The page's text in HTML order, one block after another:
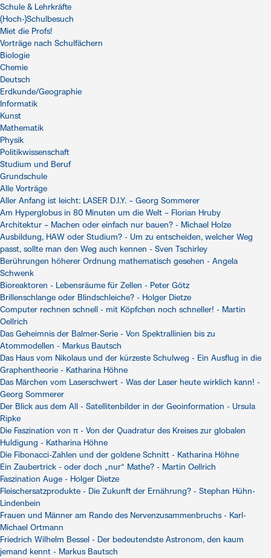
Schule & Lehrkräfte
(Hoch-)Schulbesuch
Miet die Profs!
Vorträge nach Schulfächern
Biologie
Chemie
Deutsch
Erdkunde/Geographie
Informatik
Kunst
Mathematik
Physik
Politikwissenschaft
Studium und Beruf
Grundschule
Alle Vorträge
Aller Anfang ist leicht: LASER D.I.Y. – Georg Sommerer
Am Hyperglobus in 80 Minuten um die Welt – Florian Hruby
Architektur – Machen oder einfach nur bauen? - Michael Holze
Ausbildung, HAW oder Studium? - Um zu entscheiden, welcher Weg
passt, sollte man den Weg auch kennen - Sven Tschirley
Berührungen höherer Ordnung mathematisch gesehen - Angela
Schwenk
Bioreaktoren - Lebensräume für Zellen - Peter Götz
Brillenschlange oder Blindschleiche? - Holger Dietze
Computer rechnen schnell - mit Köpfchen noch schneller! - Martin
Oellrich
Das Geheimnis der Balmer-Serie - Von Spektrallinien bis zu
Atommodellen - Markus Bautsch
Das Haus vom Nikolaus und der kürzeste Schulweg - Ein Ausflug in die
Graphentheorie - Katharina Höhne
Das Märchen vom Laserschwert - Was der Laser heute wirklich kann! -
Georg Sommerer
Der Blick aus dem All - Satellitenbilder in der Geoinformation - Ursula
Ripke
Die Faszination von π - Von der Quadratur des Kreises zur globalen
Huldigung - Katharina Höhne
Die Fibonacci-Zahlen und der goldene Schnitt - Katharina Höhne
Ein Zaubertrick - oder doch „nur“ Mathe? - Martin Oellrich
Faszination Auge - Holger Dietze
Fleischersatzprodukte - Die Zukunft der Ernährung? - Stephan Hühn-
Lindenbein
Frauen und Männer am Rande des Nervenzusammenbruchs - Karl-
Michael Ortmann
Friedrich Wilhelm Bessel - Der bedeutendste Astronom, den kaum
jemand kennt - Markus Bautsch